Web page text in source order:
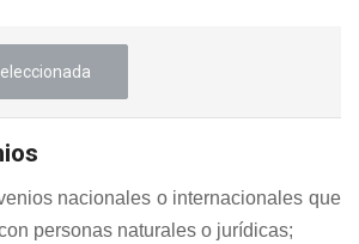
nacionales o internacionales que
personas naturales o jurídicas;